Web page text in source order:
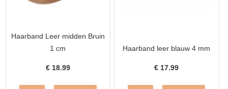
Haarband Leer midden Bruin
1 cm
€ 18.99
Haarband leer blauw 4 mm
€ 17.99